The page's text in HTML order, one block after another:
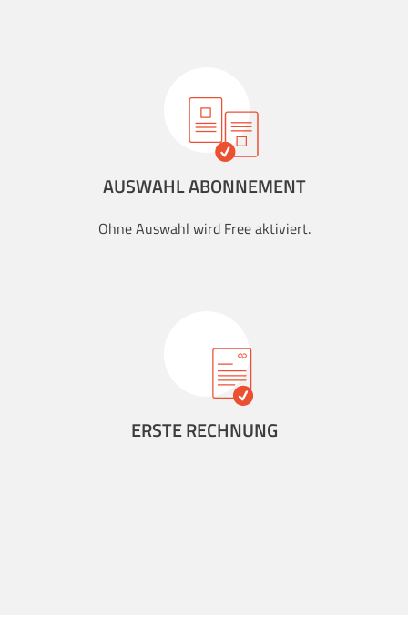
AUSWAHL ABONNEMENT
Ohne Auswahl wird Free aktiviert.
ERSTE RECHNUNG